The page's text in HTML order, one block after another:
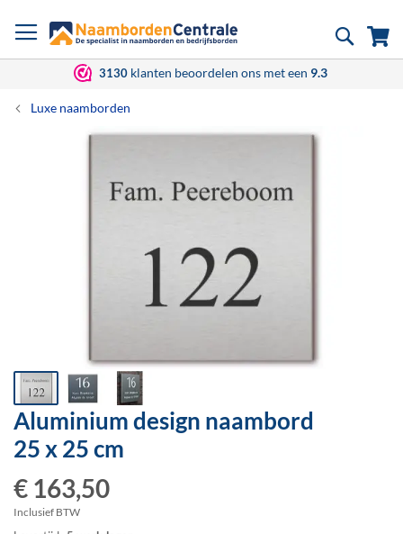
naar
Zoek
3130 klanten beoordelen ons met een 9.3
Luxe naamborden
Ga
naar
het
van
de
afbeeldingen-
Aluminium design naambord
25 x 25 cm
€ 163,50
Inclusief BTW